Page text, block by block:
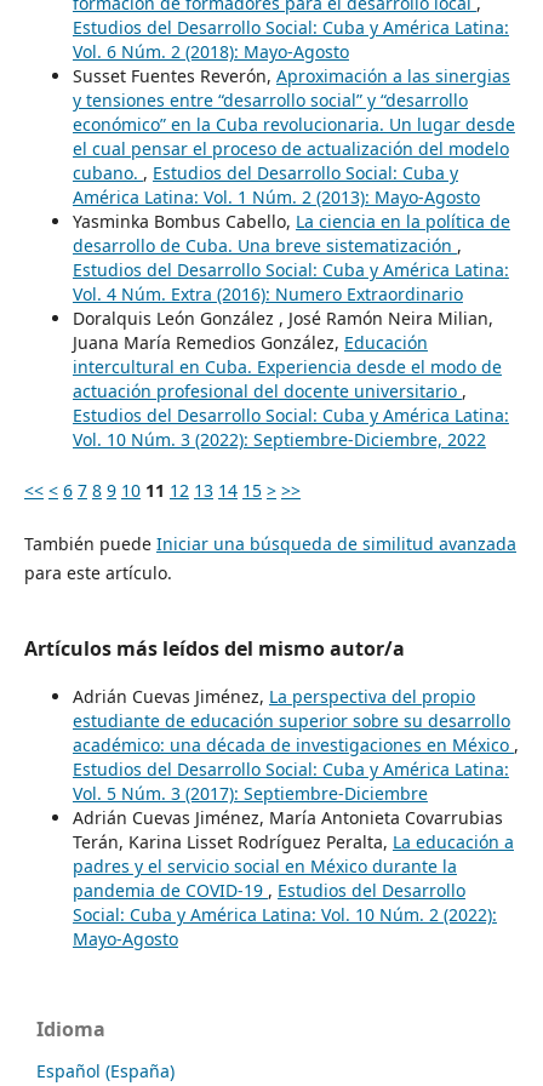
Estudios del Desarrollo Social: Cuba y América Latina:
Vol. 6 Núm. 2 (2018): Mayo-Agosto
Susset Fuentes Reverón, Aproximación a las sinergias
y tensiones entre “desarrollo social” y “desarrollo
económico” en la Cuba revolucionaria. Un lugar desde
el cual pensar el proceso de actualización del modelo
cubano. , Estudios del Desarrollo Social: Cuba y
América Latina: Vol. 1 Núm. 2 (2013): Mayo-Agosto
Yasminka Bombus Cabello, La ciencia en la política de
desarrollo de Cuba. Una breve sistematización ,
Estudios del Desarrollo Social: Cuba y América Latina:
Vol. 4 Núm. Extra (2016): Numero Extraordinario
Doralquis León González , José Ramón Neira Milian,
Juana María Remedios González, Educación
intercultural en Cuba. Experiencia desde el modo de
actuación profesional del docente universitario ,
Estudios del Desarrollo Social: Cuba y América Latina:
Vol. 10 Núm. 3 (2022): Septiembre-Diciembre, 2022
<< < 6 7 8 9 10 11 12 13 14 15 > >>
También puede Iniciar una búsqueda de similitud avanzada
para este artículo.
Artículos más leídos del mismo autor/a
Adrián Cuevas Jiménez, La perspectiva del propio
estudiante de educación superior sobre su desarrollo
académico: una década de investigaciones en México ,
Estudios del Desarrollo Social: Cuba y América Latina:
Vol. 5 Núm. 3 (2017): Septiembre-Diciembre
Adrián Cuevas Jiménez, María Antonieta Covarrubias
Terán, Karina Lisset Rodríguez Peralta, La educación a
padres y el servicio social en México durante la
pandemia de COVID-19 , Estudios del Desarrollo
Social: Cuba y América Latina: Vol. 10 Núm. 2 (2022):
Mayo-Agosto
Idioma
Español (España)